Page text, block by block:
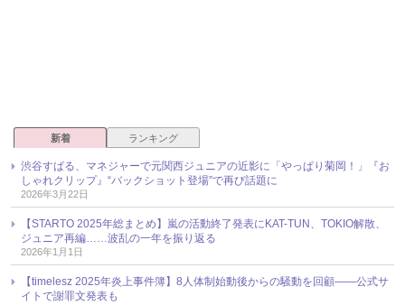
新着 ランキング
渋谷すばる、マネジャーで元関西ジュニアの近影に「やっぱり菊岡！」『お
しゃれクリップ』“バックショット登場”で再び話題に
2026年3月22日
【STARTO 2025年総まとめ】嵐の活動終了発表にKAT-TUN、TOKIO解散、
ジュニア再編……波乱の一年を振り返る
2026年1月1日
【timelesz 2025年炎上事件簿】8人体制始動後からの騒動を回顧――公式サ
イトで謝罪文発表も